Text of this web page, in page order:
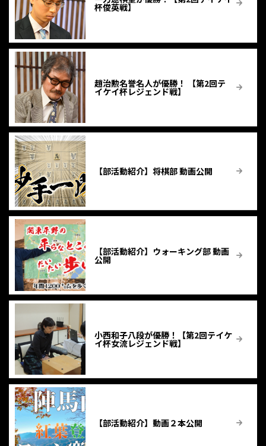
杯俊英戦】
趙治勲名誉名人が優勝！ 【第2回テ
イケイ杯レジェンド戦】
【部活動紹介】将棋部 動画公開
【部活動紹介】ウォーキング部 動画
公開
小西和子八段が優勝！【第2回テイケ
イ杯女流レジェンド戦】
【部活動紹介】動画２本公開